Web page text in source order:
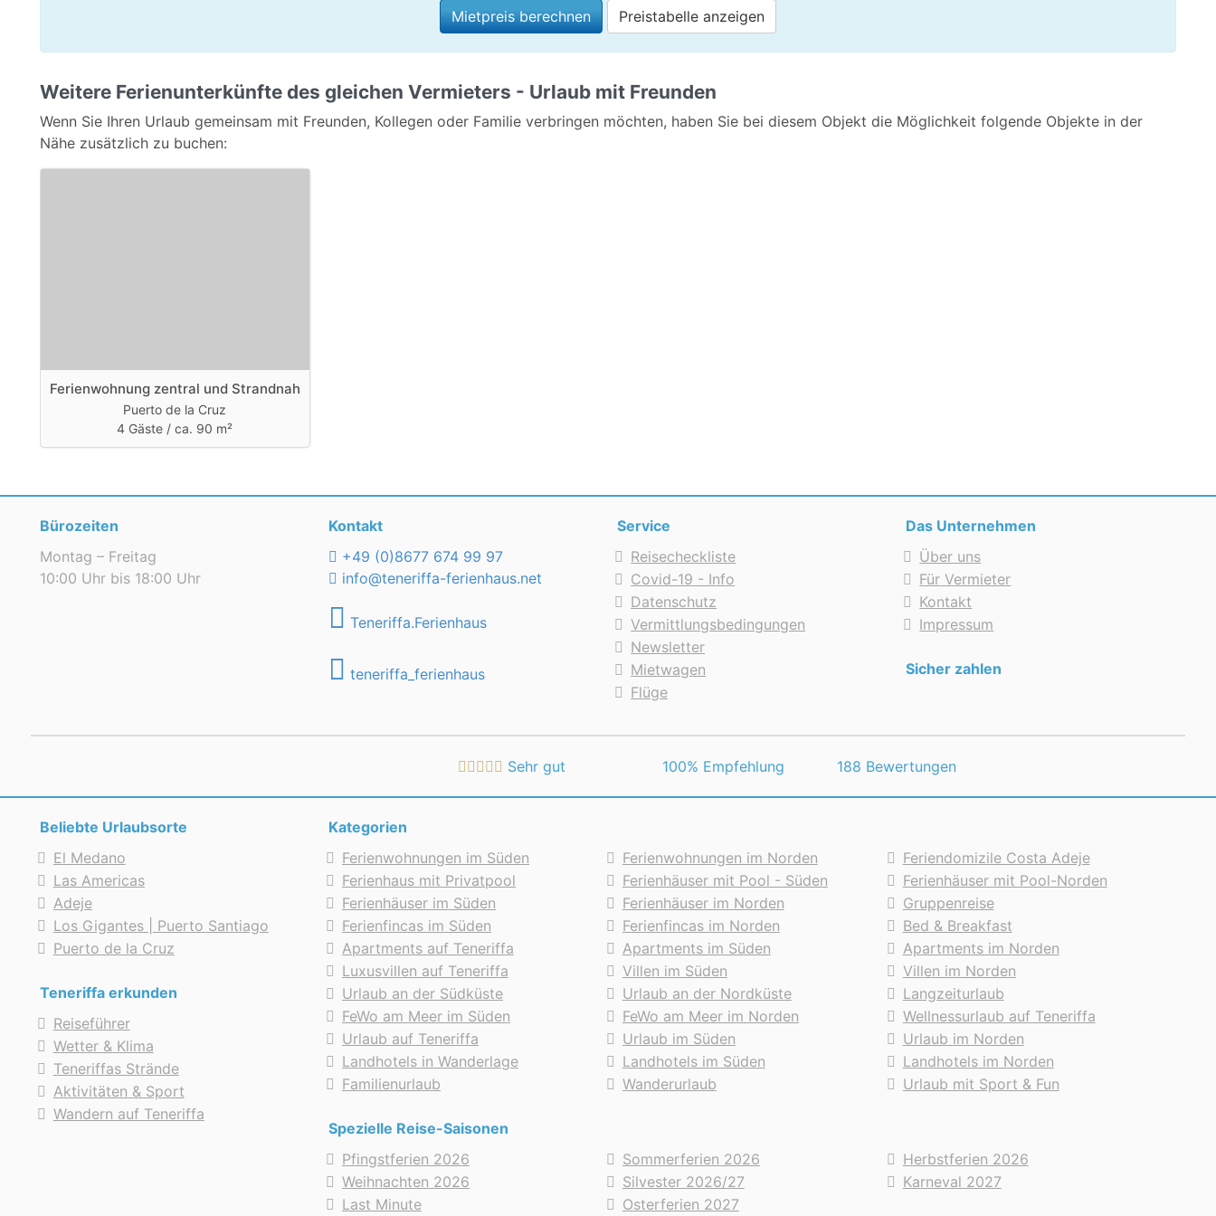
Mietpreis berechnen Preistabelle anzeigen
Weitere Ferienunterkünfte des gleichen Vermieters - Urlaub mit Freunden
Wenn Sie Ihren Urlaub gemeinsam mit Freunden, Kollegen oder Familie verbringen möchten, haben Sie bei diesem Objekt die Möglichkeit folgende Objekte in der
Nähe zusätzlich zu buchen:
Ferienwohnung zentral und Strandnah
Puerto de la Cruz
4 Gäste /ca. 90 m²
Bürozeiten
Montag – Freitag
10:00 Uhr bis 18:00 Uhr
Kontakt
+49 (0)8677 674 99 97
info@teneriffa-ferienhaus.net
Teneriffa.Ferienhaus
teneriffa_ferienhaus
Service
Reisecheckliste
Covid-19 - Info
Datenschutz
Vermittlungsbedingungen
Newsletter
Mietwagen
Flüge
Das Unternehmen
Über uns
Für Vermieter
Kontakt
Impressum
Sicher zahlen
Sehr gut 100% Empfehlung 188 Bewertungen
Beliebte Urlaubsorte
El Medano
Las Americas
Adeje
Los Gigantes | Puerto Santiago
Puerto de la Cruz
Teneriffa erkunden
Reiseführer
Wetter & Klima
Teneriffas Strände
Aktivitäten & Sport
Wandern auf Teneriffa
Kategorien
Ferienwohnungen im Süden
Ferienwohnungen im Norden
Feriendomizile Costa Adeje
Ferienhaus mit Privatpool
Ferienhäuser mit Pool - Süden
Ferienhäuser mit Pool-Norden
Ferienhäuser im Süden
Ferienhäuser im Norden
Gruppenreise
Ferienfincas im Süden
Ferienfincas im Norden
Bed & Breakfast
Apartments auf Teneriffa
Apartments im Süden
Apartments im Norden
Luxusvillen auf Teneriffa
Villen im Süden
Villen im Norden
Urlaub an der Südküste
Urlaub an der Nordküste
Langzeiturlaub
FeWo am Meer im Süden
FeWo am Meer im Norden
Wellnessurlaub auf Teneriffa
Urlaub auf Teneriffa
Urlaub im Süden
Urlaub im Norden
Landhotels in Wanderlage
Landhotels im Süden
Landhotels im Norden
Familienurlaub
Wanderurlaub Urlaub mit Sport & Fun
Spezielle Reise-Saisonen
Pfingstferien 2026
Sommerferien 2026
Herbstferien 2026
Weihnachten 2026
Silvester 2026/27
Karneval 2027
Last Minute
Osterferien 2027